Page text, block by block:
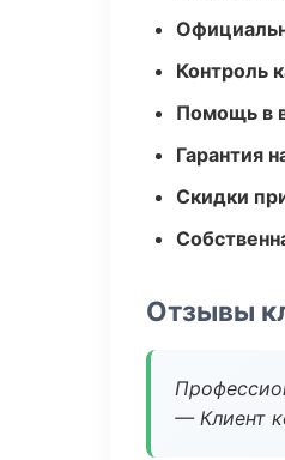
Контроль
Помощь в
Гарантия
Скидки
Отзывы
— Клиент